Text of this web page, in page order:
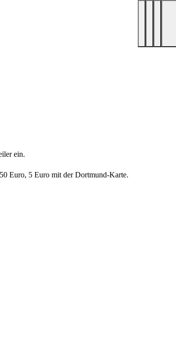
ein.
Euro, 5 Euro mit der Dortmund-Karte.